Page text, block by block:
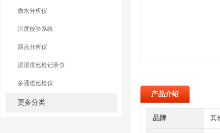
微水分析仪
湿度校验系统
露点分析仪
温湿度巡检记录仪
多通道巡检仪
更多分类
产品介绍
品牌 其